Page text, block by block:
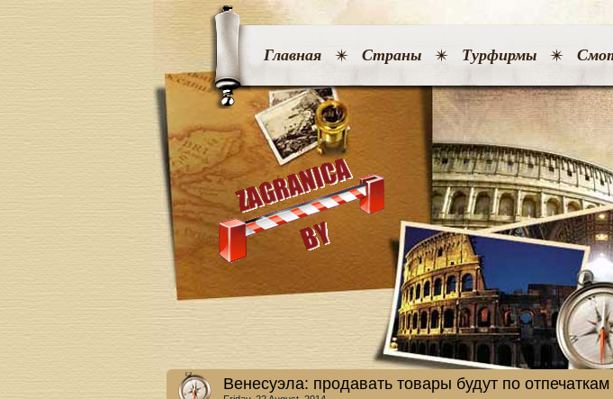
Главная Страны Турфирмы
Венесуэла: продавать товары будут по